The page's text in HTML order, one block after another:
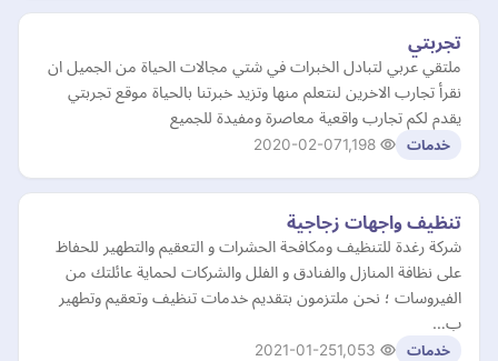
تجربتي
ملتقي عربي لتبادل الخبرات في شتي مجالات الحياة من الجميل ان
نقرأ تجارب الاخرين لنتعلم منها وتزيد خبرتنا بالحياة موقع تجربتي
يقدم لكم تجارب واقعية معاصرة ومفيدة للجميع
خدمات 2020-02-07
تنظيف واجهات زجاجية
شركة رغدة للتنظيف ومكافحة الحشرات و التعقيم والتطهير للحفاظ
على نظافة المنازل والفنادق و الفلل والشركات لحماية عائلتك من
الفيروسات ؛ نحن ملتزمون بتقديم خدمات تنظيف وتعقيم وتطهير
ب…
خدمات 2021-01-25